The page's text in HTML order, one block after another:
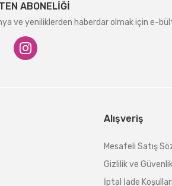
ABONELİĞİ
ve yeniliklerden haberdar olmak için e-
Alışveriş
Mesafeli Satış
Gizlilik ve
İptal İade Koşullari